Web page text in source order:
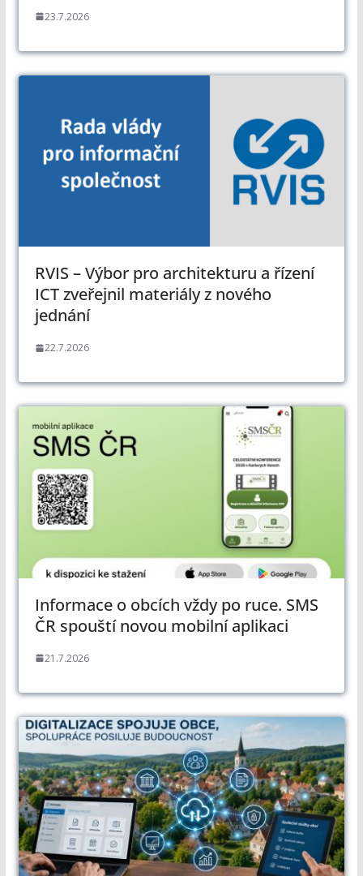
23.7.2026
RVIS – Výbor pro architekturu a řízení
ICT zveřejnil materiály z nového
jednání
22.7.2026
Informace o obcích vždy po ruce. SMS
ČR spouští novou mobilní aplikaci
21.7.2026